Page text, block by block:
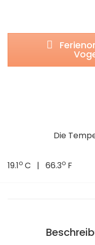
Die
19.1o C | 66.3o F